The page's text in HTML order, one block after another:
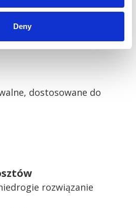
Deny
rozwiązania
dostosowane do
rozwiązanie